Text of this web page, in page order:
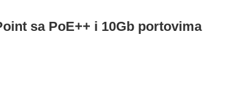
sa PoE++ i 10Gb portovima